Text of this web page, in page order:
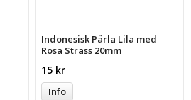
Indonesisk Pärla Lila med
Rosa Strass 20mm
15 kr
Info